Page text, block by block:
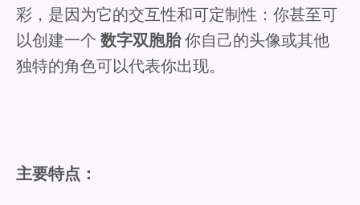
彩，是因为它的交互性和可定制性：你甚至可
以创建一个 数字双胞胎你自己的头像或其他
独特的角色可以代表你出现。
主要特点：